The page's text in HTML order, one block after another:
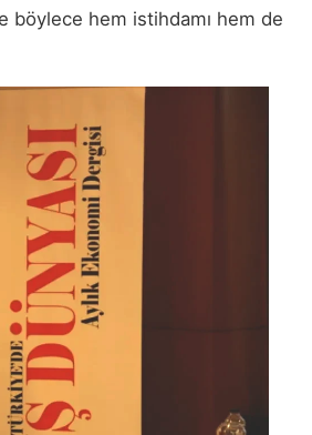
böylece hem istihdamı hem de